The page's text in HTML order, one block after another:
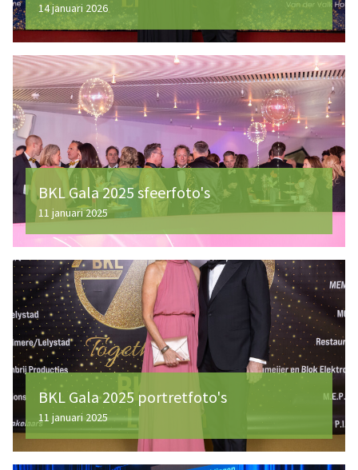
14 januari 2026
BKL Gala 2025 sfeerfoto's
11 januari 2025
BKL Gala 2025 portretfoto's
11 januari 2025